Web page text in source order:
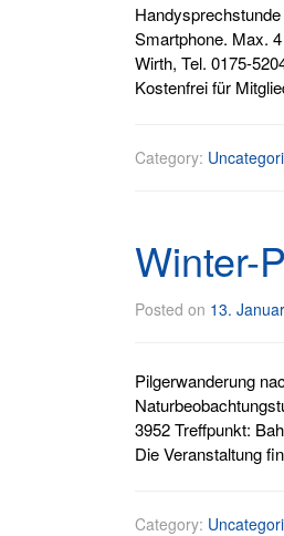
Smartphone. Max.
Wirth, Tel. 0175-
Kostenfrei für
Category:
Winter-
Posted on 13.
Pilgerwanderung
3952 Treffpunkt:
Die Veranstaltung
Category: